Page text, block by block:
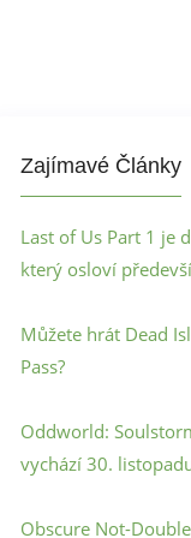
Zajímavé Články
Last of Us Part 1 je
který osloví
Můžete hrát Dead
Pass?
Oddworld:
vychází 30.
Obscure Not-